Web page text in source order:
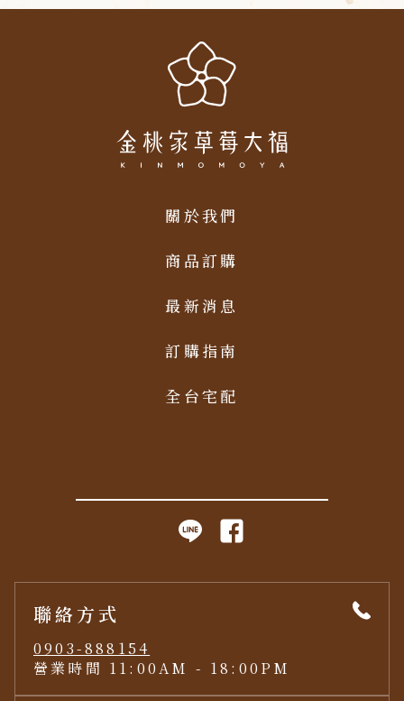
關於我們
商品訂購
最新消息
訂購指南
全台宅配
聯絡方式
0903-888154
營業時間 11:00AM - 18:00PM